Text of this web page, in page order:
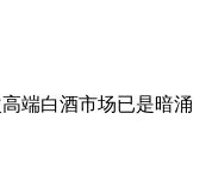
端白酒市场已是暗涌